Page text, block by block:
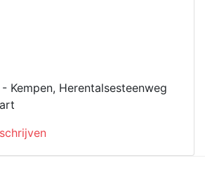
Kempen, Herentalsesteenweg